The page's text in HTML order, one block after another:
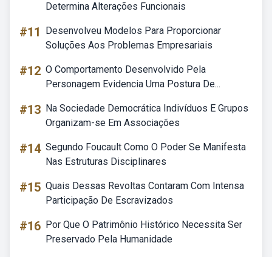
Determina Alterações Funcionais
#11
Desenvolveu Modelos Para Proporcionar
Soluções Aos Problemas Empresariais
#12 O Comportamento Desenvolvido Pela
Personagem Evidencia Uma Postura De...
#13 Na Sociedade Democrática Indivíduos E Grupos
Organizam-se Em Associações
#14 Segundo Foucault Como O Poder Se Manifesta
Nas Estruturas Disciplinares
#15 Quais Dessas Revoltas Contaram Com Intensa
Participação De Escravizados
#16 Por Que O Patrimônio Histórico Necessita Ser
Preservado Pela Humanidade